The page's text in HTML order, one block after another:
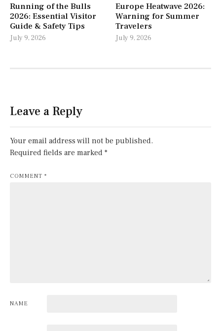
Running of the Bulls
2026: Essential Visitor
Guide & Safety Tips
July 9, 2026
Europe Heatwave 2026:
Warning for Summer
Travelers
July 9, 2026
Leave a Reply
Your email address will not be published.
Required fields are marked *
COMMENT *
NAME